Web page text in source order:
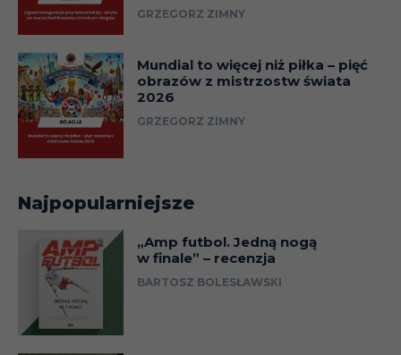
GRZEGORZ ZIMNY
Mundial to więcej niż piłka – pięć
obrazów z mistrzostw świata
2026
GRZEGORZ ZIMNY
Najpopularniejsze
„Amp futbol. Jedną nogą
w finale” – recenzja
BARTOSZ BOLESŁAWSKI